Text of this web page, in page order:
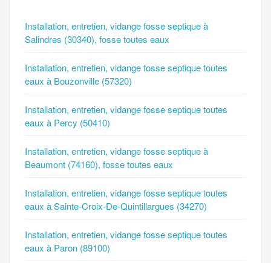
Installation, entretien, vidange fosse septique à
Salindres (30340), fosse toutes eaux
Installation, entretien, vidange fosse septique toutes
eaux à Bouzonville (57320)
Installation, entretien, vidange fosse septique toutes
eaux à Percy (50410)
Installation, entretien, vidange fosse septique à
Beaumont (74160), fosse toutes eaux
Installation, entretien, vidange fosse septique toutes
eaux à Sainte-Croix-De-Quintillargues (34270)
Installation, entretien, vidange fosse septique toutes
eaux à Paron (89100)